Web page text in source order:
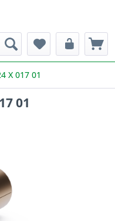
X 017 01
01